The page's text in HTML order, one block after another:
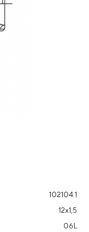
102104.1
12х1,5
06L